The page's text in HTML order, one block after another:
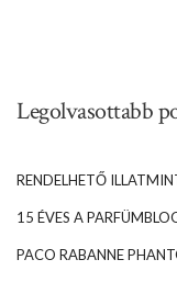
Legolvasottabb
RENDELHETŐ
15 ÉVES A
PACO RABANNE